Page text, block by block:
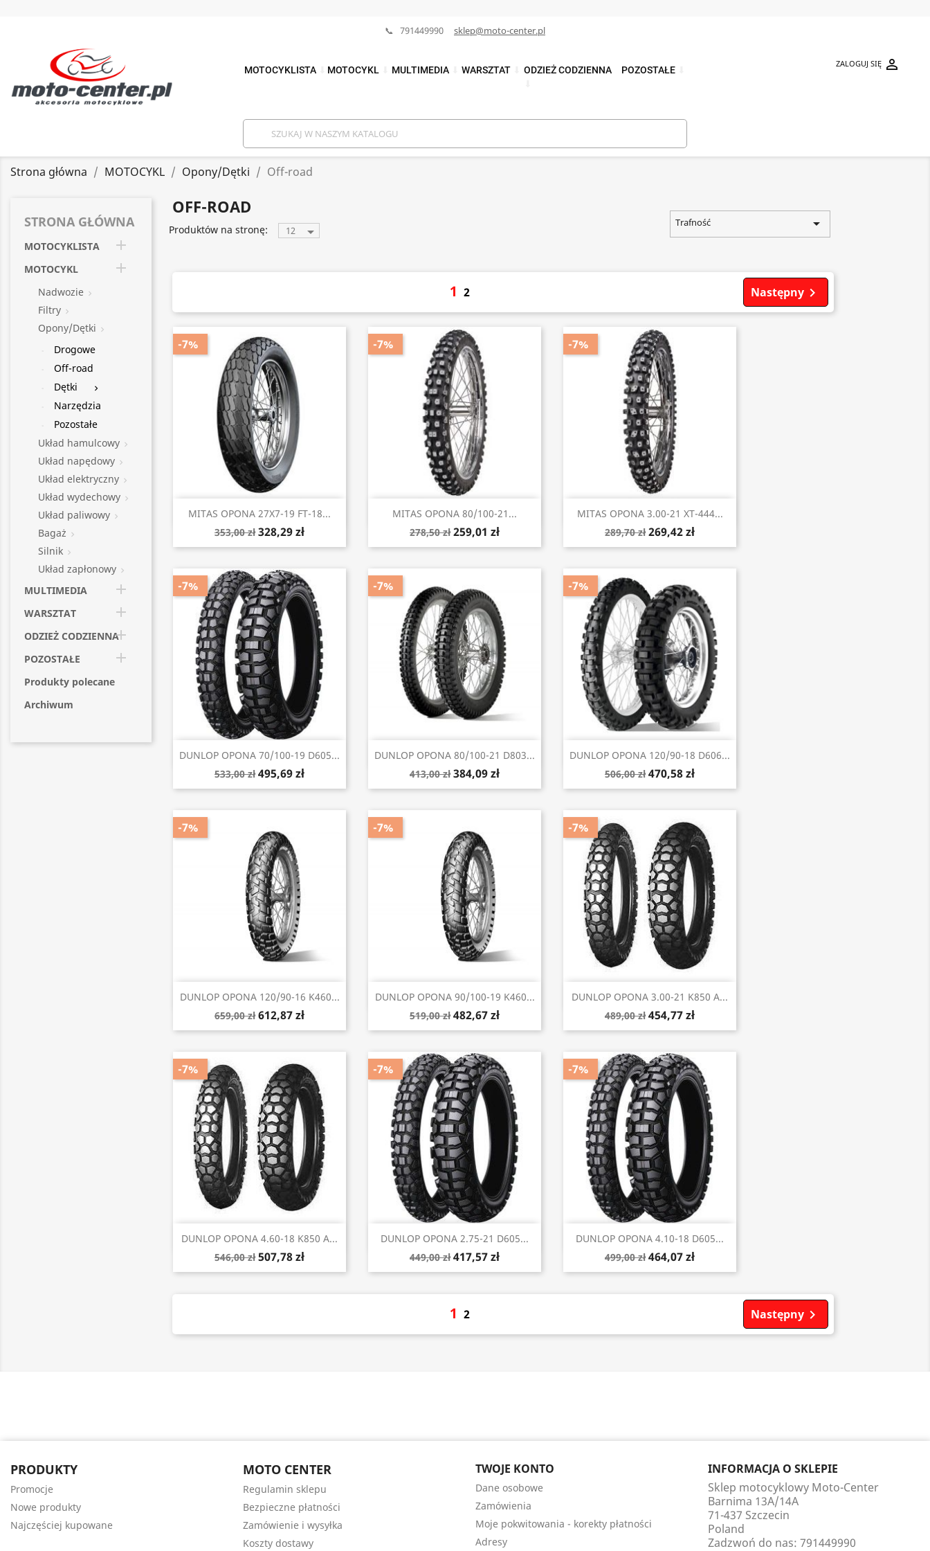
📞 791449990 sklep@moto-center.pl
MOTOCYKLISTA MOTOCYKL MULTIMEDIA WARSZTAT
ODZIEŻ CODZIENNA
POZOSTAŁE


ZALOGUJ SIĘ
Strona główna MOTOCYKL Opony/Dętki Off-road
STRONA GŁÓWNA
MOTOCYKLISTA 
MOTOCYKL 
Nadwozie 
Filtry 
Opony/Dętki 
Drogowe
Off-road
Dętki

Narzędzia
Pozostałe
Układ hamulcowy 
Układ napędowy 
Układ elektryczny 
Układ wydechowy 
Układ paliwowy 
Bagaż 
Silnik 
Układ zapłonowy 
MULTIMEDIA 
WARSZTAT 
ODZIEŻ CODZIENNA
POZOSTAŁE 
Produkty polecane
Archiwum
OFF-ROAD
Produktów na stronę: 12 
Trafność 
1 2 Następny
MITAS OPONA 27X7-19 FT-18...
353,00 zł 328,29 zł
-7%
Szybki podgląd
MITAS OPONA 80/100-21...
278,50 zł 259,01 zł
-7%
 Szybki podgląd
MITAS OPONA 3.00-21 XT-444...
289,70 zł 269,42 zł
-7%
Szybki podgląd
DUNLOP OPONA 70/100-19 D605...
533,00 zł 495,69 zł
-7%
Szybki podgląd
DUNLOP OPONA 80/100-21 D803...
413,00 zł 384,09 zł
-7%
Szybki podgląd
DUNLOP OPONA 120/90-18 D606...
506,00 zł 470,58 zł
-7%
Szybki podgląd
DUNLOP OPONA 120/90-16 K460...
659,00 zł 612,87 zł
-7%
Szybki podgląd
DUNLOP OPONA 90/100-19 K460...
519,00 zł 482,67 zł
-7%
Szybki podgląd
DUNLOP OPONA 3.00-21 K850 A...
489,00 zł 454,77 zł
-7%
Szybki podgląd
DUNLOP OPONA 4.60-18 K850 A...
546,00 zł 507,78 zł
-7%
Szybki podgląd
DUNLOP OPONA 2.75-21 D605...
449,00 zł 417,57 zł
-7%
 Szybki podgląd
DUNLOP OPONA 4.10-18 D605...
499,00 zł 464,07 zł
-7%
 Szybki podgląd
1 2 Następny
PRODUKTY
Promocje
Nowe produkty
Najczęściej kupowane
MOTO CENTER
Regulamin sklepu
Bezpieczne płatności
Zamówienie i wysyłka
Koszty dostawy
TWOJE KONTO
Dane osobowe
Zamówienia
Moje pokwitowania - korekty płatności
Adresy
INFORMACJA O SKLEPIE
Sklep motocyklowy Moto-Center
Barnima 13A/14A
71-437 Szczecin
Poland
Zadzwoń do nas: 791449990